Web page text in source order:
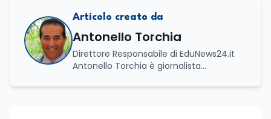
Articolo creato da
Antonello Torchia
Direttore Responsabile di EduNews24.it
Antonello Torchia è giornalista
con un percorso formativo e